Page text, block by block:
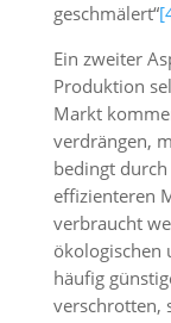
geschmälert“
Ein zweiter
Produktion
Markt
verdrängen,
bedingt
effizienteren
verbraucht
ökologischen
häufig
verschrotten,